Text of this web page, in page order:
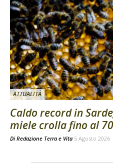
ATTUALITÀ
Caldo record in
miele crolla fino al
Di Redazione Terra e Vita 5 Agosto 2026